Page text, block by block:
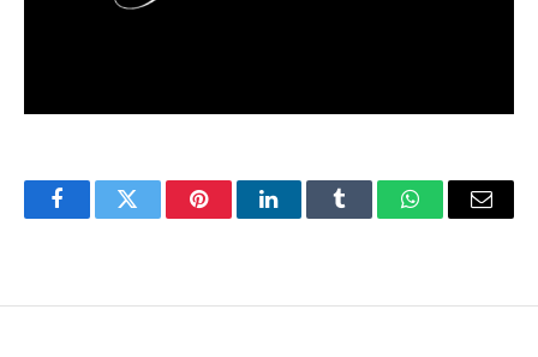
FacebookTwitter PinterestLinkedInTumblr WhatsAppEmail